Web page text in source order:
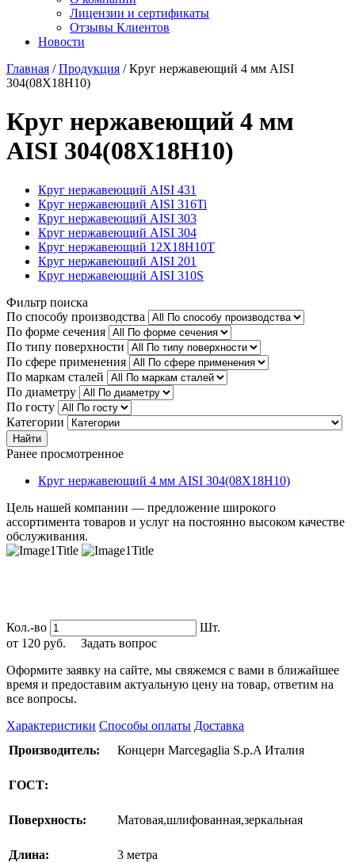
Лицензии и сертификаты
Отзывы Клиентов
Новости
Главная /Продукция /Круг нержавеющий 4 мм AISI
304(08Х18Н10)
Круг нержавеющий 4 мм
AISI 304(08Х18Н10)
Круг нержавеющий AISI 431
Круг нержавеющий AISI 316Ti
Круг нержавеющий AISI 303
Круг нержавеющий AISI 304
Круг нержавеющий 12Х18Н10Т
Круг нержавеющий AISI 201
Круг нержавеющий AISI 310S
Фильтр поиска
По способу производства
По форме сечения
По типу поверхности
По сфере применения
По маркам сталей
По диаметру
По госту
Категории
Найти
Ранее просмотренное
Круг нержавеющий 4 мм AISI 304(08Х18Н10)
Цель нашей компании — предложение широкого
ассортимента товаров и услуг на постоянно высоком качестве
обслуживания.
Кол.-во
Шт.
от 120 руб.
Задать вопрос
Оформите заявку на сайте, мы свяжемся с вами в ближайшее
время и предоставим актуальную цену на товар, ответим на
все вопросы.
Характеристики Способы оплаты Доставка
Производитель:
Концерн Marcegaglia S.p.A Италия
ГОСТ:
Поверхность: Матовая,шлифованная,зеркальная
Длина:
3 метра